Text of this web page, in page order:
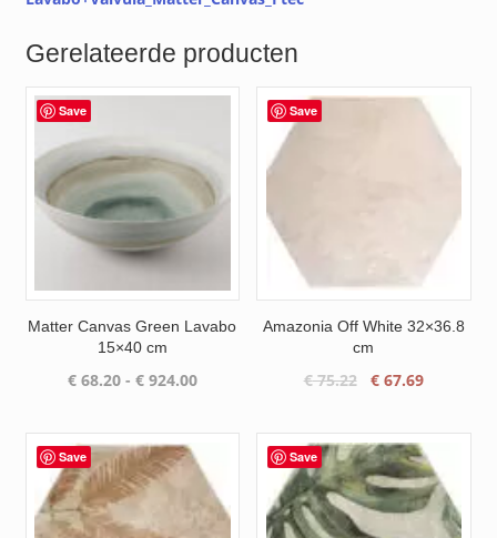
Gerelateerde producten
Save
Matter Canvas Green Lavabo
15×40 cm
€68.20 - €924.00Prijsklasse:
Save
Amazonia Off White 32×36.8
cm
€75.22
Oorspronkelijke
€ 75.22.
€ 67.69Huidige
€ 67.69.
Save Save